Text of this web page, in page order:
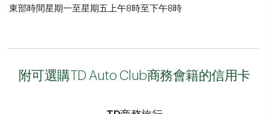
東部時間星期一至星期五上午8時至下午8時
附可選購TD Auto Club商務會籍的信用卡